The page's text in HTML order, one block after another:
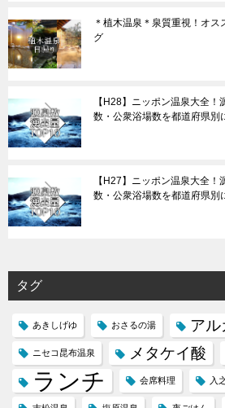
＊植木温泉＊泉質重視！オ
グ
【H28】ニッポン温泉大全
数・公衆浴場数を都道府県別
【H27】ニッポン温泉大全
数・公衆浴場数を都道府県別
タグ
あきしげゆ おさるの湯 アル
ニセコ昆布温泉 メタケイ酸
ランチ 会席料理 入